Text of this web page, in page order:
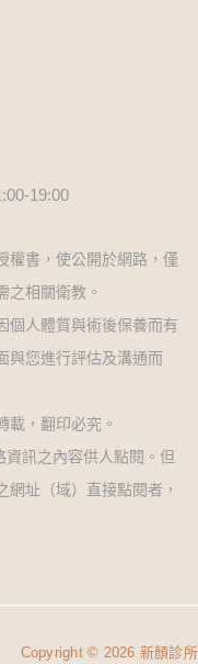
19:00
權書，使公開於網路，僅
之相關衛教。
個人體質與術後保養而有
與您進行評估及溝通而
載，翻印必究。
訊之內容供人點閱。但
址（域）直接點閱者，
Copyright © 2026 新顏診所